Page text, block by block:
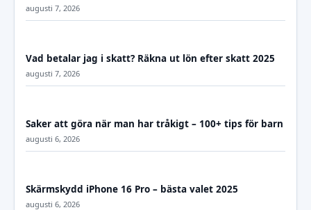
augusti 7, 2026
Vad betalar jag i skatt? Räkna ut lön efter skatt 2025
augusti 7, 2026
Saker att göra när man har tråkigt – 100+ tips för barn
augusti 6, 2026
Skärmskydd iPhone 16 Pro – bästa valet 2025
augusti 6, 2026